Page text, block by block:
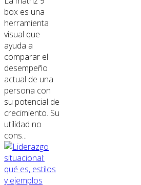
box es una
herramienta
visual que
ayuda a
comparar el
desempeño
actual de una
persona con
su potencial de
crecimiento. Su
utilidad no
cons...